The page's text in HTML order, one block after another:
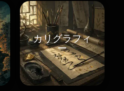
カリグラフィ
ー